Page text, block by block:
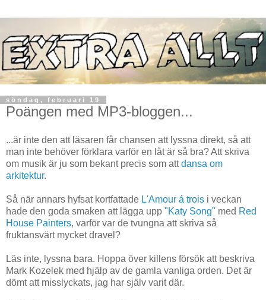
söndag, februari 19
Poängen med MP3-bloggen...
...är inte den att läsaren får chansen att lyssna direkt, så att
man inte behöver förklara varför en låt är så bra? Att skriva
om musik är ju som bekant precis som attdansa om
arkitektur.
Så när annars hyfsat kortfattade L'Amour á trois i veckan
hade den goda smaken att lägga upp "Katy Song" med Red
House Painters, varför var de tvungna att skriva så
fruktansvärt mycket dravel?
Läs inte, lyssna bara. Hoppa över killens försök att beskriva
Mark Kozelek med hjälp av de gamla vanliga orden. Det är
dömt att misslyckats, jag har själv varit där.